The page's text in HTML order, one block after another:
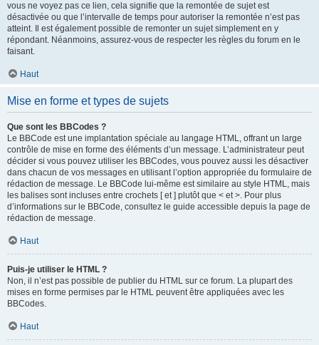
vous ne voyez pas ce lien, cela signifie que la remontée de sujet est
désactivée ou que l’intervalle de temps pour autoriser la remontée n’est pas
atteint. Il est également possible de remonter un sujet simplement en y
répondant. Néanmoins, assurez-vous de respecter les règles du forum en le
faisant.
Haut
Mise en forme et types de sujets
Que sont les BBCodes ?
Le BBCode est une implantation spéciale au langage HTML, offrant un large
contrôle de mise en forme des éléments d’un message. L’administrateur peut
décider si vous pouvez utiliser les BBCodes, vous pouvez aussi les désactiver
dans chacun de vos messages en utilisant l’option appropriée du formulaire de
rédaction de message. Le BBCode lui-même est similaire au style HTML, mais
les balises sont incluses entre crochets [ et ] plutôt que < et >. Pour plus
d’informations sur le BBCode, consultez le guide accessible depuis la page de
rédaction de message.
Haut
Puis-je utiliser le HTML ?
Non, il n’est pas possible de publier du HTML sur ce forum. La plupart des
mises en forme permises par le HTML peuvent être appliquées avec les
BBCodes.
Haut